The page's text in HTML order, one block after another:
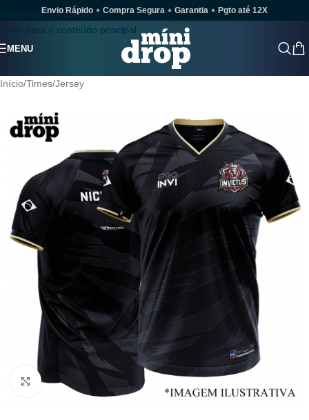
Pular para a navegação
Pular para o conteúdo principal
Envio Rápido ⋆ Compra Segura ⋆ Garantia ⋆ Pgto até 12X
MENU
Início/Times/Jersey
Clique para ampliar